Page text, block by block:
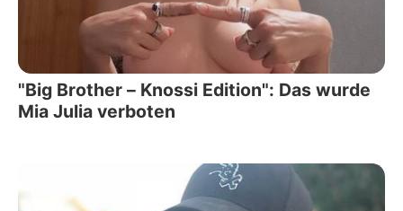
"Big Brother – Knossi Edition": Das wurde
Mia Julia verboten